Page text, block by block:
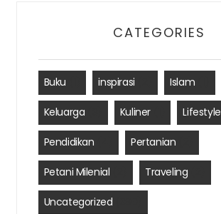
CATEGORIES
Buku inspirasi Islam
Keluarga Kuliner(1) Lifestyle
Pendidikan Pertanian
Petani Milenial Traveling
Uncategorized